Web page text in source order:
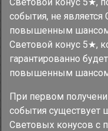
события, не
повышенным шансом
Световой конус 5★,
гарантированно
повышенным шансом
При первом
события существует
Световых конусов с